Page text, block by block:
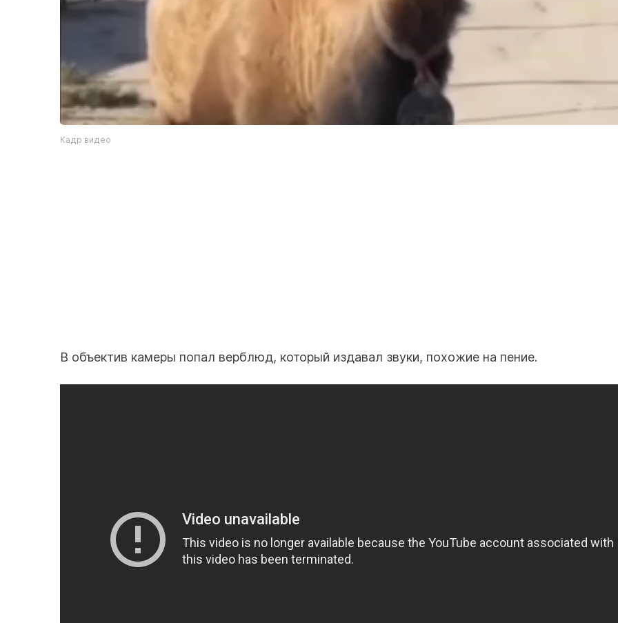
Кадр видео
В объектив камеры попал верблюд, который издавал звуки, похожие на пение.